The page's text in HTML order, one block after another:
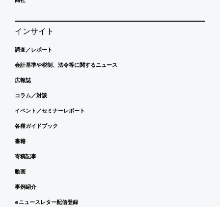
インサイト
調査／レポート
会計基準や税制、法令等に関するニュース
広報誌
コラム／対談
イベント／セミナーレポート
各種ガイドブック
書籍
寄稿記事
動画
事例紹介
eニュースレター配信登録